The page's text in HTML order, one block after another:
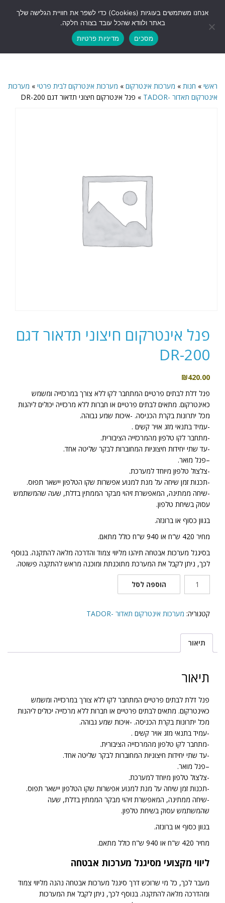
תפריט
ראשי » חנות » מערכות אינטרקום » מערכות אינטרקום לבית פרטי » מערכות
אינטרקום תאדור -TADOR
» פנל אינטרקום חיצוני תדאור דגם DR-200
פנל אינטרקום חיצוני תדאור דגם
DR-200
₪420.00
פנל דלת לבתים פרטיים המתחבר לקו ללא צורך במרכזייה ומשמש
כאינטרקום. מתאים לבתים פרטיים או חברות ללא מרכזייה יכולים ליהנות
מכל יתרונות בקרת הכניסה. -איכות שמע גבוהה.
-עמיד בתנאי מזג אויר קשים .
-מתחבר לקו טלפון מהמרכזייה הציבורית.
-עד שתי יחידות חיצוניות המחוברות לבקר שליטה אחד.
–פנל מואר.
-צלצול טלפון מיוחד למערכת.
-תכנות זמן שיחה על מנת למנוע אפשרות שקו הטלפון יישאר תפוס.
-שיחה ממתינה, המאפשרת זיהוי מבקר הממתין בדלת, שעה שהמשתמש
עסוק בשיחת טלפון.
בגוון כסוף או ברונזה.
מחיר 420 ש"ח או 940 ש"ח כולל מתאם.
בסיגנל מערכות אבטחה תיהנו מליווי צמוד והדרכה מלאה להתקנה. בנוסף
לכך, ניתן לקבל את המערכת מתוכנתת ומוכנה מראש להתקנה פשוטה.
אינטרקום
תדאור
דגם
הוספה לסל
קטגוריה: מערכות אינטרקום תאדור -TADOR
תיאור
תיאור
פנל דלת לבתים פרטיים המתחבר לקו ללא צורך במרכזייה ומשמש
כאינטרקום. מתאים לבתים פרטיים או חברות ללא מרכזייה יכולים ליהנות
מכל יתרונות בקרת הכניסה. -איכות שמע גבוהה.
-עמיד בתנאי מזג אויר קשים .
-מתחבר לקו טלפון מהמרכזייה הציבורית.
-עד שתי יחידות חיצוניות המחוברות לבקר שליטה אחד.
–פנל מואר.
-צלצול טלפון מיוחד למערכת.
-תכנות זמן שיחה על מנת למנוע אפשרות שקו הטלפון יישאר תפוס.
-שיחה ממתינה, המאפשרת זיהוי מבקר הממתין בדלת, שעה
שהמשתמש עסוק בשיחת טלפון.
בגוון כסוף או ברונזה.
מחיר 420 ש"ח או 940 ש"ח כולל מתאם.
ליווי מקצועי מסיגנל מערכות אבטחה
מעבר לכך, כל מי שרוכש דרך סיגנל מערכות אבטחה נהנה מליווי צמוד
ומהדרכה מלאה להתקנה. בנוסף לכך, ניתן לקבל את המערכות
אנחנו משתמשים בעוגיות (Cookies) כדי לשפר את חוויית הגלישה שלך
באתר ולוודא שהכל עובד בצורה חלקה.
מסכים
מדיניות פרטיות